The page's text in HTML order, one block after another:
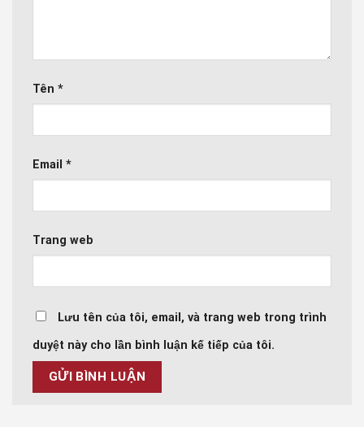
Tên *
Email *
Trang web
Lưu tên của tôi, email, và trang web trong trình
duyệt này cho lần bình luận kế tiếp của tôi.